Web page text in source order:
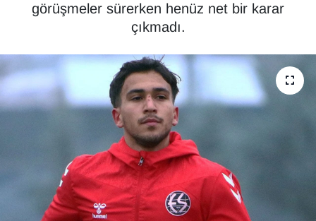
görüşmeler sürerken henüz net bir karar
çıkmadı.